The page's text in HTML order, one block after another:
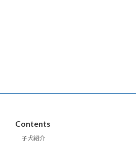
Contents
子犬紹介